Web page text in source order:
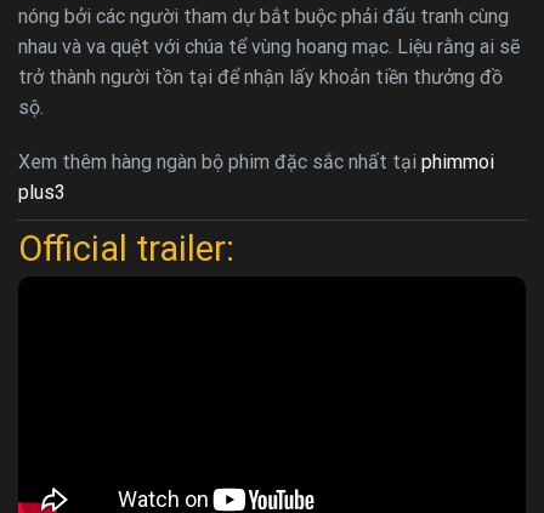
nóng bởi các người tham dự bắt buộc phải đấu tranh cùng
nhau và va quệt với chúa tể vùng hoang mạc. Liệu rằng ai sẽ
trở thành người tồn tại để nhận lấy khoản tiền thưởng đồ
sộ.
Xem thêm hàng ngàn bộ phim đặc sắc nhất tại phimmoi
plus3
Official trailer: